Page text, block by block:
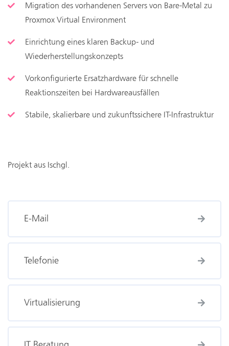
Migration des vorhandenen Servers von Bare-Metal zu
Proxmox Virtual Environment
Einrichtung eines klaren Backup- und
Wiederherstellungskonzepts
Vorkonfigurierte Ersatzhardware für schnelle
Reaktionszeiten bei Hardwareausfällen
Stabile, skalierbare und zukunftssichere IT-Infrastruktur
Projekt aus Ischgl.
E-Mail
Telefonie
Virtualisierung